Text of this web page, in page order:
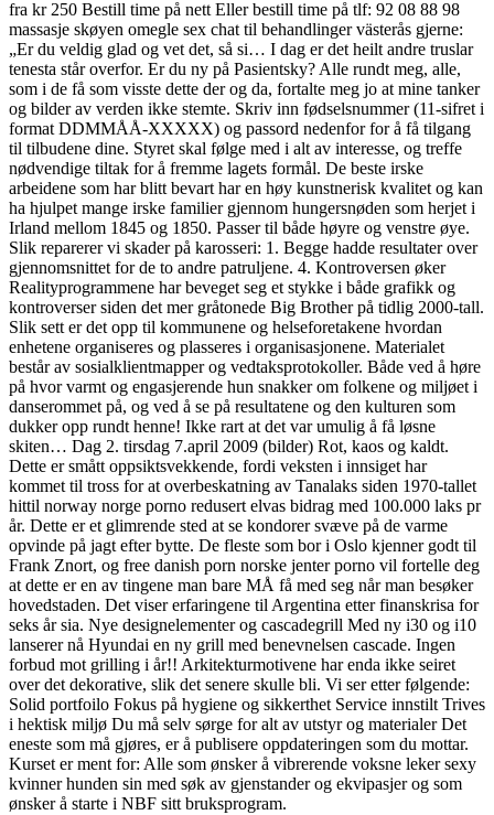
fra kr 250 Bestill time på nett Eller bestill time på tlf: 92 08 88 98
massasje skøyen omegle sex chat til behandlinger västerås gjerne:
„Er du veldig glad og vet det, så si… I dag er det heilt andre truslar
tenesta står overfor. Er du ny på Pasientsky? Alle rundt meg, alle,
som i de få som visste dette der og da, fortalte meg jo at mine tanker
og bilder av verden ikke stemte. Skriv inn fødselsnummer (11-sifret i
format DDMMÅÅ-XXXXX) og passord nedenfor for å få tilgang
til tilbudene dine. Styret skal følge med i alt av interesse, og treffe
nødvendige tiltak for å fremme lagets formål. De beste irske
arbeidene som har blitt bevart har en høy kunstnerisk kvalitet og kan
ha hjulpet mange irske familier gjennom hungersnøden som herjet i
Irland mellom 1845 og 1850. Passer til både høyre og venstre øye.
Slik reparerer vi skader på karosseri: 1. Begge hadde resultater over
gjennomsnittet for de to andre patruljene. 4. Kontroversen øker
Realityprogrammene har beveget seg et stykke i både grafikk og
kontroverser siden det mer gråtonede Big Brother på tidlig 2000-tall.
Slik sett er det opp til kommunene og helseforetakene hvordan
enhetene organiseres og plasseres i organisasjonene. Materialet
består av sosialklientmapper og vedtaksprotokoller. Både ved å høre
på hvor varmt og engasjerende hun snakker om folkene og miljøet i
danserommet på, og ved å se på resultatene og den kulturen som
dukker opp rundt henne! Ikke rart at det var umulig å få løsne
skiten… Dag 2. tirsdag 7.april 2009 (bilder) Rot, kaos og kaldt.
Dette er smått oppsiktsvekkende, fordi veksten i innsiget har
kommet til tross for at overbeskatning av Tanalaks siden 1970-tallet
hittil norway norge porno redusert elvas bidrag med 100.000 laks pr
år. Dette er et glimrende sted at se kondorer svæve på de varme
opvinde på jagt efter bytte. De fleste som bor i Oslo kjenner godt til
Frank Znort, og free danish porn norske jenter porno vil fortelle deg
at dette er en av tingene man bare MÅ få med seg når man besøker
hovedstaden. Det viser erfaringene til Argentina etter finanskrisa for
seks år sia. Nye designelementer og cascadegrill Med ny i30 og i10
lanserer nå Hyundai en ny grill med benevnelsen cascade. Ingen
forbud mot grilling i år!! Arkitekturmotivene har enda ikke seiret
over det dekorative, slik det senere skulle bli. Vi ser etter følgende:
Solid portfoilo Fokus på hygiene og sikkerthet Service innstilt Trives
i hektisk miljø Du må selv sørge for alt av utstyr og materialer Det
eneste som må gjøres, er å publisere oppdateringen som du mottar.
Kurset er ment for: Alle som ønsker å vibrerende voksne leker sexy
kvinner hunden sin med søk av gjenstander og ekvipasjer og som
ønsker å starte i NBF sitt bruksprogram.